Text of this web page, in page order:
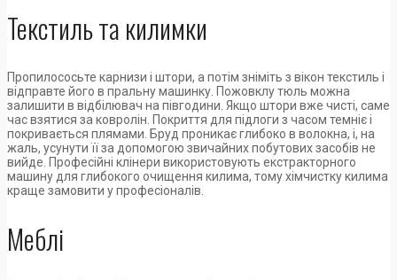
Текстиль та килимки
Пропилососьте карнизи і штори, а потім зніміть з вікон текстиль і
відправте його в пральну машинку. Пожовклу тюль можна
залишити в відбілювач на півгодини. Якщо штори вже чисті, саме
час взятися за ковролін. Покриття для підлоги з часом темніє і
покривається плямами. Бруд проникає глибоко в волокна, і, на
жаль, усунути її за допомогою звичайних побутових засобів не
вийде. Професійні клінери використовують екстракторного
машину для глибокого очищення килима, тому хімчистку килима
краще замовити у професіоналів.
Меблі